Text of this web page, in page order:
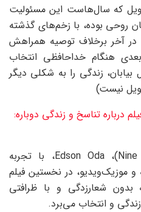
که سال‌هاست این مسئولیت
روحی بوده، با زخم‌های گذشته
آخر برخلاف توصیه همراهش
هنگام خداحافظی انتخاب
زندگی را به شکلی دیگر
نیست)
درباره تناسخ و زندگی دوباره:
کارگردان فیلم نه روز (Nine Days)، Edson Oda، با تجربه
موزیک‌ویدیو، در نخستین فیلم
شعارزدگی و با ظرافتی
زندگی و انتخاب می‌برد.